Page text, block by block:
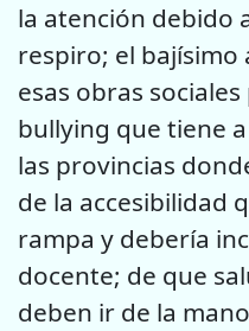
la atención debido
respiro; el
esas obras
bullying que tiene
las provincias
de la accesibilidad
rampa y debería
docente; de que
deben ir de la